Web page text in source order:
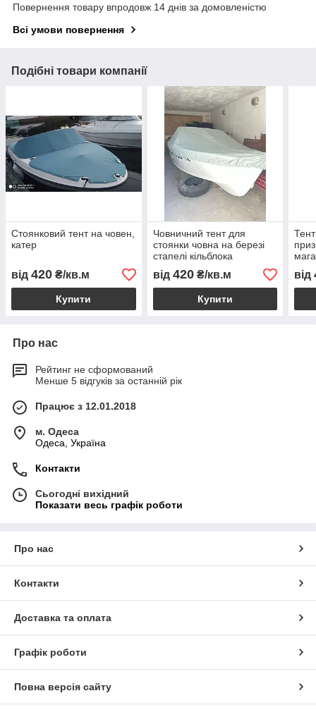
Повернення товару впродовж 14 днів за домовленістю
Всі умови повернення
Подібні товари компанії
Стоянковий тент на човен,
катер
від 420 ₴/кв.м
Купити
Човничний тент для
стоянки човна на березі
стапелі кільблока
від 420₴/кв.м
Купити
від
Про нас
Рейтинг не сформований
Менше 5 відгуків за останній рік
Працює з 12.01.2018
м. Одеса
Одеса, Україна
Контакти
Сьогодні вихідний
Показати весь графік роботи
Про нас
Контакти
Доставка та оплата
Графік роботи
Повна версія сайту